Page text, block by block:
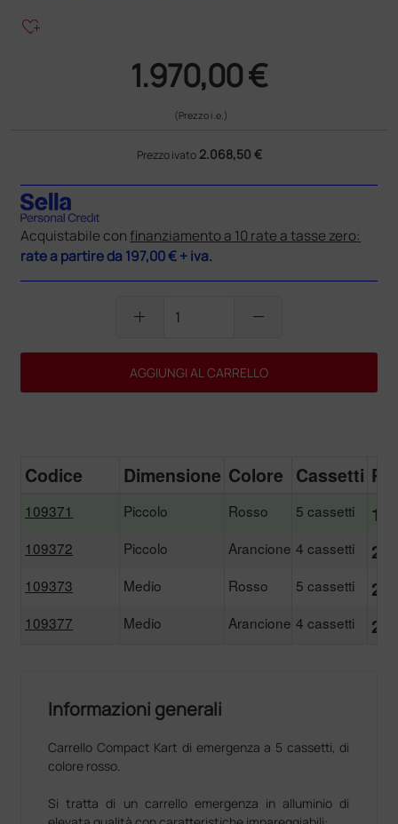
heart_plus
1.970,00 €
(Prezzo i.e.)
Prezzo ivato 2.068,50 €
Acquistabile con finanziamento a 10 rate a tasse zero:
rate a partire da197,00 €+ iva.
add remove
AGGIUNGI AL CARRELLO
Codice Dimensione Colore Cassetti
109371 Piccolo Rosso 5 cassetti
109372 Piccolo Arancione 4 cassetti
109373 Medio Rosso 5 cassetti
109377 Medio Arancione 4 cassetti
Informazioni generali
Carrello Compact Kart di emergenza a 5 cassetti, di
colore rosso.
Si tratta di un carrello emergenza in alluminio di